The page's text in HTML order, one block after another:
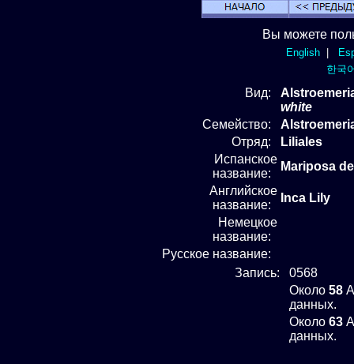
Вы можете
English|
한국
Вид:
white
Семейство:
Отряд:
Liliales
Испанское
название:
Mariposa
Английское
название:
Inca Lily
Немецкое
название:
Русское название:
Запись:
0568
Около 58
данных.
Около 63
данных.